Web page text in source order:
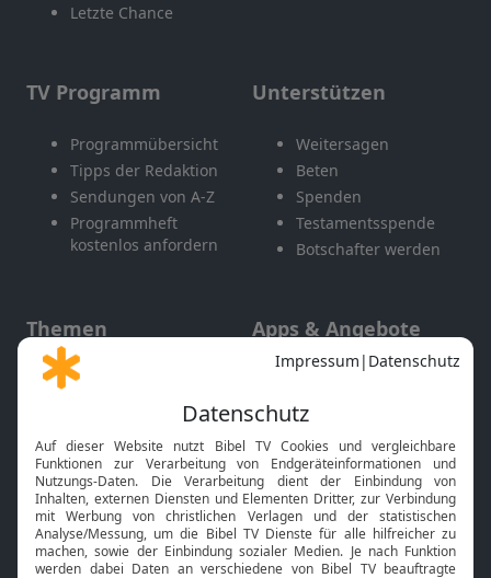
Letzte Chance
TV Programm
Programmübersicht
Tipps der Redaktion
Sendungen von A-Z
Programmheft
kostenlos anfordern
Unterstützen
Weitersagen
Beten
Spenden
Testamentsspende
Botschafter werden
Themen
Gott und Bibel erklärt
Neuigkeiten
Apps & Angebote
Mobile App
Smart TV
HbbTV
Bibelthek Online-Bibel
Nächster Gottesdienst